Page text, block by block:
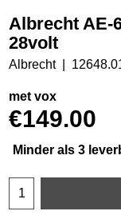
Albrecht AE-
28volt
Albrecht
met vox
€149.00
Minder als 3